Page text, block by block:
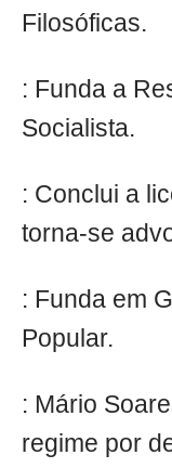
Filosóficas.
: Funda a
Socialista.
: Conclui a
torna-se
: Funda em
Popular.
: Mário
regime por